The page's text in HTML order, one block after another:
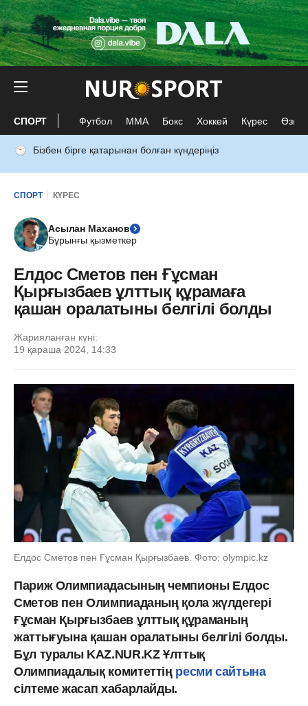
СПОРТ Футбол ММА Бокс Хоккей Күрес Өзге
Бізбен бірге қатарынан болған күндеріңіз
СПОРТ КҮРЕС
Асылан Маханов
Бұрынғы қызметкер
Елдос Сметов пен Ғұсман
Қырғызбаев ұлттық құрамаға
қашан оралатыны белгілі болды
Жарияланған күні:
19 қараша 2024, 14:33
Елдос Сметов пен Ғұсман Қырғызбаев. Фото: olympic.kz
Париж Олимпиадасының чемпионы Елдос
Сметов пен Олимпиаданың қола жүлдегері
Ғұсман Қырғызбаев ұлттық құраманың
жаттығуына қашан оралатыны белгілі болды.
Бұл туралы KAZ.NUR.KZ Ұлттық
Олимпиадалық комитеттің ресми сайтына
сілтеме жасап хабарлайды.